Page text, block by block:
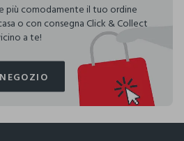
più comodamente il tuo ordine
o con consegna Click & Collect
a te!